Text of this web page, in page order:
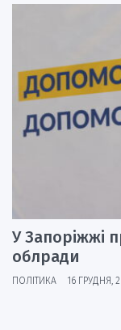
У Запоріжжі
облради
ПОЛІТИКА 16 ГРУДНЯ,